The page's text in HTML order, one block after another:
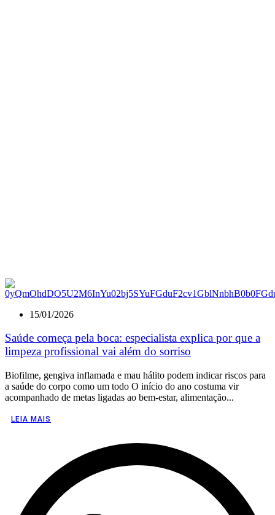
15/01/2026
Saúde começa pela boca: especialista explica por que a
limpeza profissional vai além do sorriso
Biofilme, gengiva inflamada e mau hálito podem indicar riscos para
a saúde do corpo como um todo O início do ano costuma vir
acompanhado de metas ligadas ao bem-estar, alimentação...
LEIA MAIS